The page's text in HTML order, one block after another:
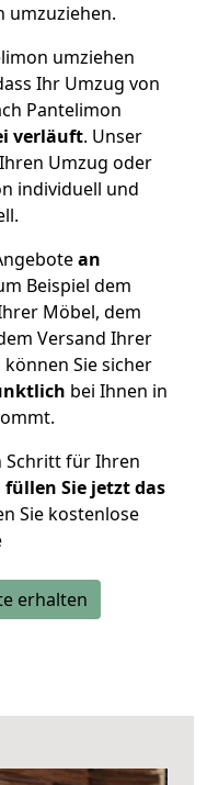
umzuziehen.
umziehen
Ihr Umzug von
Pantelimon
verläuft. Unser
Umzug oder
individuell und
an
Beispiel dem
Möbel, dem
Versand Ihrer
Sie sicher
bei Ihnen in
Schritt für Ihren
füllen Sie jetzt das
Sie kostenlose
erhalten